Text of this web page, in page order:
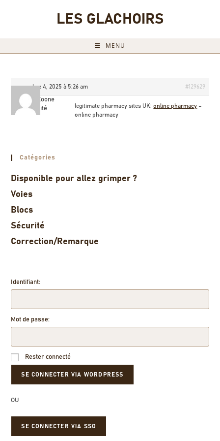
LES GLACHOIRS
MENU
novembre 4, 2025 à 5:26 am #129629
HaroldZoone
Invité
legitimate pharmacy sites UK:online pharmacy –
online pharmacy
Catégories
Disponible pour allez grimper ?
Voies
Blocs
Sécurité
Correction/Remarque
Identifiant:
Mot de passe:
Rester connecté
OU
SE CONNECTER VIA SSO